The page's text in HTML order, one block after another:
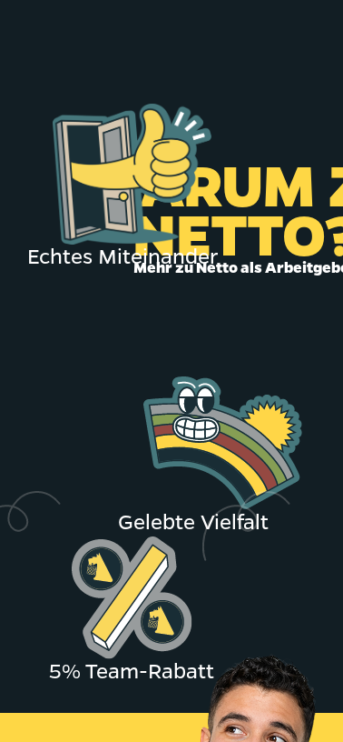
WARUM
Mehr zu Netto als
Echtes Miteinander
Gelebte Vielfalt
5% Team-Rabatt